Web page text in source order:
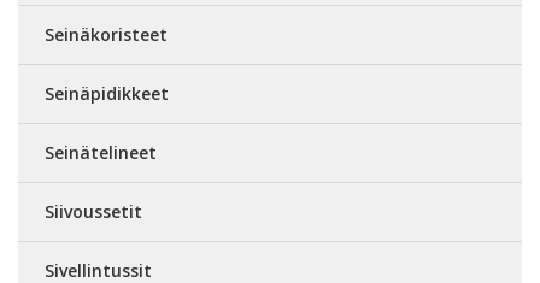
Seinäkoristeet
Seinäpidikkeet
Seinätelineet
Siivoussetit
Sivellintussit